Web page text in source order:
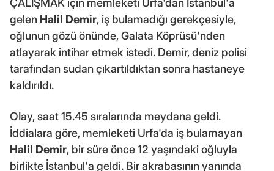
ÇALIŞMAK için memleketi Urfa'dan İstanbul'a
gelen Halil Demir, iş bulamadığı gerekçesiyle,
oğlunun gözü önünde, Galata Köprüsü'nden
atlayarak intihar etmek istedi. Demir, deniz polisi
tarafından sudan çıkartıldıktan sonra hastaneye
kaldırıldı.
OIay, saat 15.45 sıralarında meydana geldi.
İddialara göre, memleketi Urfa'da iş bulamayan
Halil Demir, bir süre önce 12 yaşındaki oğluyla
birlikte İstanbul'a geldi. Bir akrabasının yanında